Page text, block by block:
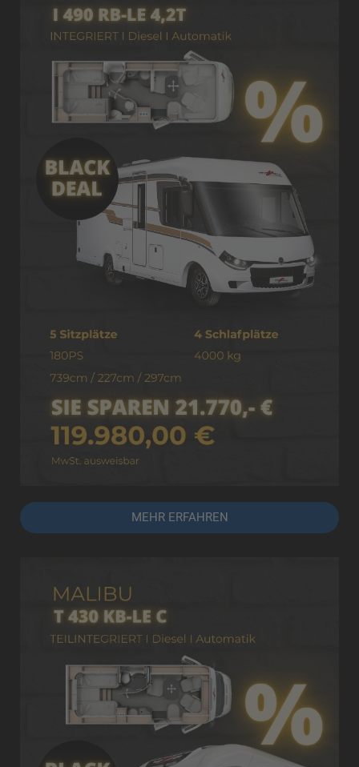
MEHR ERFAHREN